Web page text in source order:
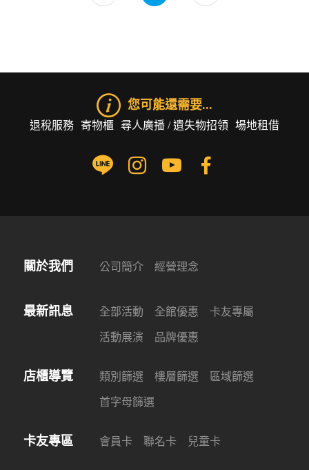
您可能還需要...
退稅服務 寄物櫃 尋人廣播 / 遺失物招領 場地租借
關於我們 公司簡介 經營理念
最新訊息 全部活動 全館優惠 卡友專屬
活動展演 品牌優惠
店櫃導覽 類別篩選 樓層篩選 區域篩選
首字母篩選
卡友專區 會員卡 聯名卡 兒童卡